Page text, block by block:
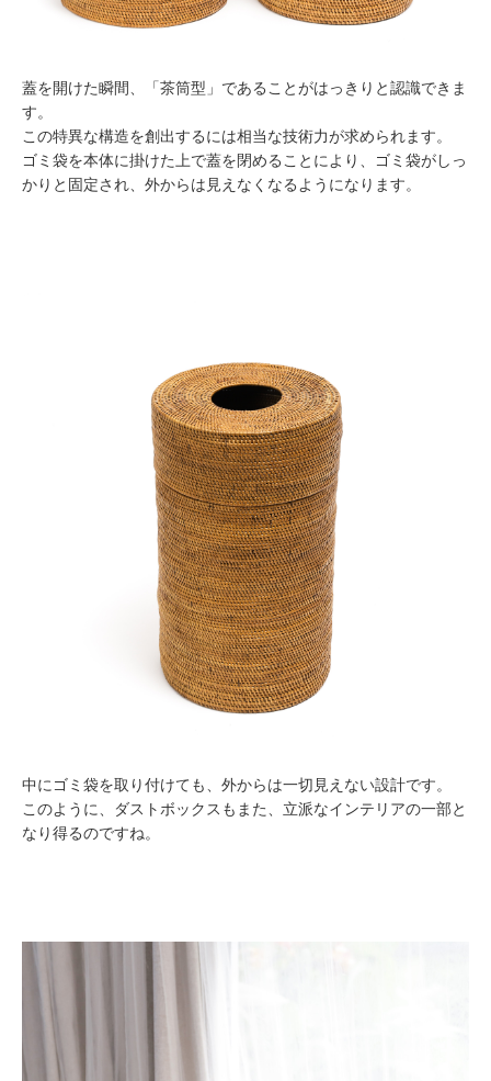
蓋を開けた瞬間、「茶筒型」であることがはっきりと認識できま
す。
この特異な構造を創出するには相当な技術力が求められます。
ゴミ袋を本体に掛けた上で蓋を閉めることにより、ゴミ袋がしっ
かりと固定され、外からは見えなくなるようになります。
中にゴミ袋を取り付けても、外からは一切見えない設計です。
このように、ダストボックスもまた、立派なインテリアの一部と
なり得るのですね。